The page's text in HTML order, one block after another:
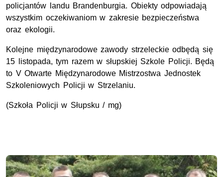
policjantów landu Brandenburgia. Obiekty odpowiadają
wszystkim oczekiwaniom w zakresie bezpieczeństwa
oraz ekologii.
Kolejne międzynarodowe zawody strzeleckie odbędą się
15 listopada, tym razem w słupskiej Szkole Policji. Będą
to V Otwarte Międzynarodowe Mistrzostwa Jednostek
Szkoleniowych Policji w Strzelaniu.
(Szkoła Policji w Słupsku / mg)